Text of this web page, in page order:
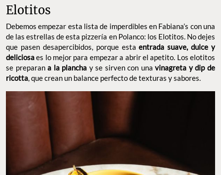
Elotitos
Debemos empezar esta lista de imperdibles en Fabiana’s con una
de las estrellas de esta pizzería en Polanco: los Elotitos. No dejes
que pasen desapercibidos, porque estaentrada suave, dulce y
deliciosaes lo mejor para empezar a abrir el apetito. Los elotitos
se preparana la plancha y se sirven con unavinagreta y dip de
ricotta , que crean un balance perfecto de texturas y sabores.